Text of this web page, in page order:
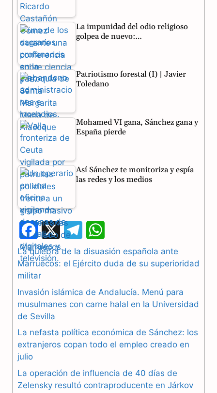
k
La impunidad del odio religioso
golpea de nuevo:…
Patriotismo forestal (I) | Javier
Toledano
Mohamed VI gana, Sánchez gana y
España pierde
Así Sánchez te monitoriza y espía
las redes y los medios
F
a
c
b
o
o
X
e
l
g
a
h
a
s
p
La quiebra de la disuasión española ante
Marruecos: el Ejército duda de su superioridad
militar
Invasión islámica de Andalucía. Menú para
musulmanes con carne halal en la Universidad
de Sevilla
La nefasta política económica de Sánchez: los
extranjeros copan todo el empleo creado en
julio
La operación de influencia de 40 días de
Zelensky resultó contraproducente en Járkov